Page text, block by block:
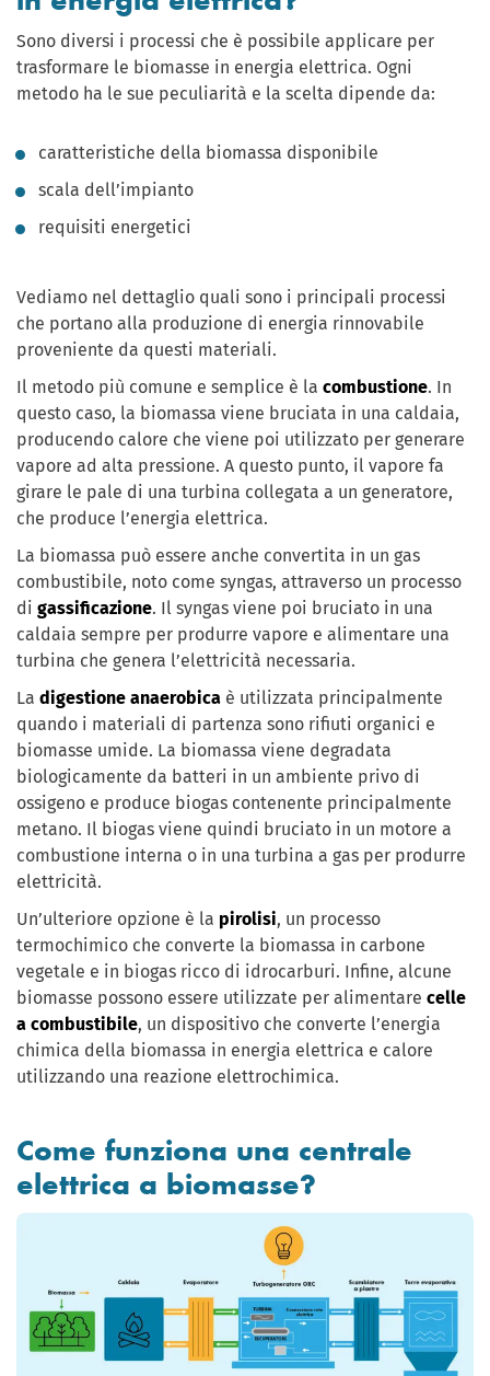
Sono diversi i processi che è possibile applicare per
trasformare le biomasse in energia elettrica. Ogni
metodo ha le sue peculiarità e la scelta dipende da:
caratteristiche della biomassa disponibile
scala dell’impianto
requisiti energetici
Vediamo nel dettaglio quali sono i principali processi
che portano alla produzione di energia rinnovabile
proveniente da questi materiali.
Il metodo più comune e semplice è la combustione. In
questo caso, la biomassa viene bruciata in una caldaia,
producendo calore che viene poi utilizzato per generare
vapore ad alta pressione. A questo punto, il vapore fa
girare le pale di una turbina collegata a un generatore,
che produce l’energia elettrica.
La biomassa può essere anche convertita in un gas
combustibile, noto come syngas, attraverso un processo
di gassificazione. Il syngas viene poi bruciato in una
caldaia sempre per produrre vapore e alimentare una
turbina che genera l’elettricità necessaria.
La digestione anaerobica è utilizzata principalmente
quando i materiali di partenza sono rifiuti organici e
biomasse umide. La biomassa viene degradata
biologicamente da batteri in un ambiente privo di
ossigeno e produce biogas contenente principalmente
metano. Il biogas viene quindi bruciato in un motore a
combustione interna o in una turbina a gas per produrre
elettricità.
Un’ulteriore opzione è la pirolisi, un processo
termochimico che converte la biomassa in carbone
vegetale e in biogas ricco di idrocarburi. Infine, alcune
biomasse possono essere utilizzate per alimentare celle
a combustibile, un dispositivo che converte l’energia
chimica della biomassa in energia elettrica e calore
utilizzando una reazione elettrochimica.
Come funziona una centrale
elettrica a biomasse?